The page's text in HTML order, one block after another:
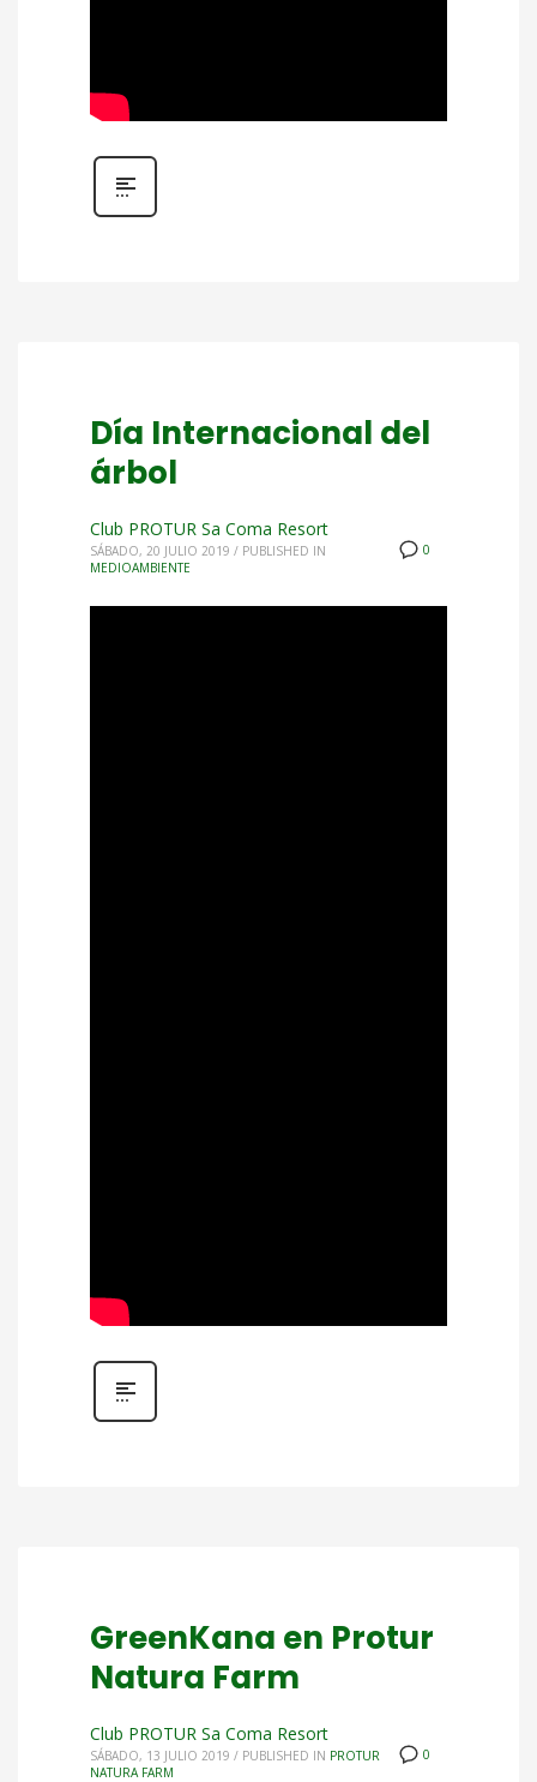
Día Internacional del
árbol
0
Club PROTUR Sa Coma Resort
SÁBADO, 20 JULIO 2019 / PUBLISHED IN
MEDIOAMBIENTE
GreenKana en Protur
Natura Farm
0
Club PROTUR Sa Coma Resort
SÁBADO, 13 JULIO 2019 / PUBLISHED IN PROTUR
NATURA FARM